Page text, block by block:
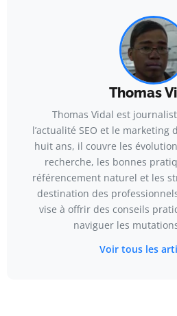
Thomas
Thomas Vidal est
l’actualité SEO et le
huit ans, il couvre les
recherche, les bonnes
référencement naturel et les
destination des
vise à offrir des conseils
naviguer les
Voir tous les